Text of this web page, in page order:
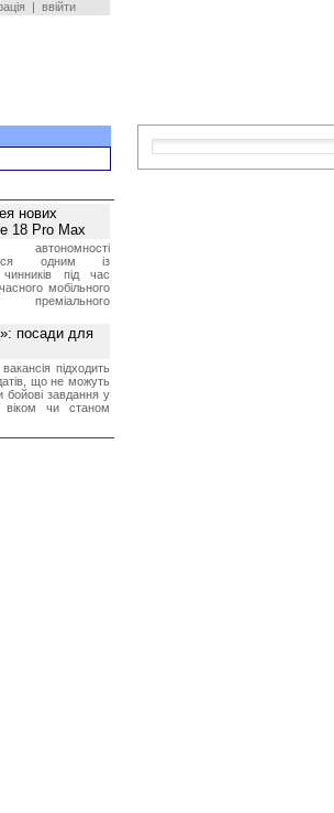
| ввійти
нових
18 Pro Max
автономності
одним із
під час
мобільного
преміального
посади для
підходить
що не можуть
бойові завдання у
віком чи станом